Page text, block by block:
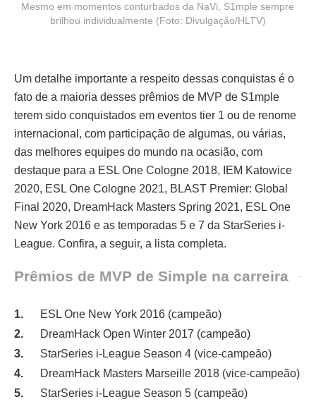
Mesmo em momentos conturbados da NaVi, S1mple sempre
brilhou individualmente (Foto: Divulgação/HLTV)
Um detalhe importante a respeito dessas conquistas é o
fato de a maioria desses prêmios de MVP de S1mple
terem sido conquistados em eventos tier 1 ou de renome
internacional, com participação de algumas, ou várias,
das melhores equipes do mundo na ocasião, com
destaque para a ESL One Cologne 2018, IEM Katowice
2020, ESL One Cologne 2021, BLAST Premier: Global
Final 2020, DreamHack Masters Spring 2021, ESL One
New York 2016 e as temporadas 5 e 7 da StarSeries i-
League. Confira, a seguir, a lista completa.
Prêmios de MVP de Simple na carreira
ESL One New York 2016 (campeão)
DreamHack Open Winter 2017 (campeão)
StarSeries i-League Season 4 (vice-campeão)
DreamHack Masters Marseille 2018 (vice-campeão)
StarSeries i-League Season 5 (campeão)